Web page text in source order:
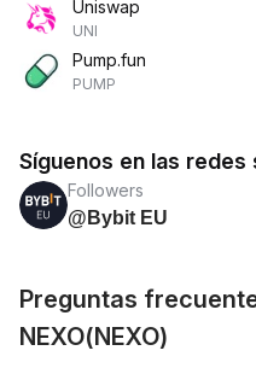
Uniswap
UNI
Pump.fun
PUMP
Síguenos en las redes
Followers
@Bybit EU
Preguntas
NEXO(NEXO)